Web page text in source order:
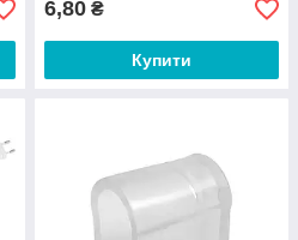
6,80 ₴
Купити